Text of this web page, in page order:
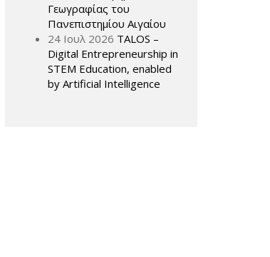
Γεωγραφίας του
Πανεπιστημίου Αιγαίου
24 Ιουλ 2026 TALOS –
Digital Entrepreneurship in
STEM Education, enabled
by Artificial Intelligence